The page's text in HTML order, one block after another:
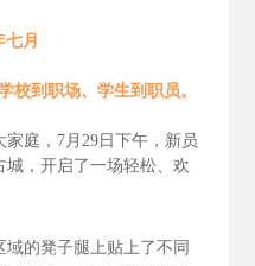
七月
校到职场、学生到职员。
庭，7月29日下午，新员
城，开启了一场轻松、欢
的凳子腿上贴上了不同